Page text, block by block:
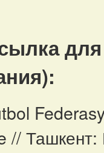
// Ташкент: